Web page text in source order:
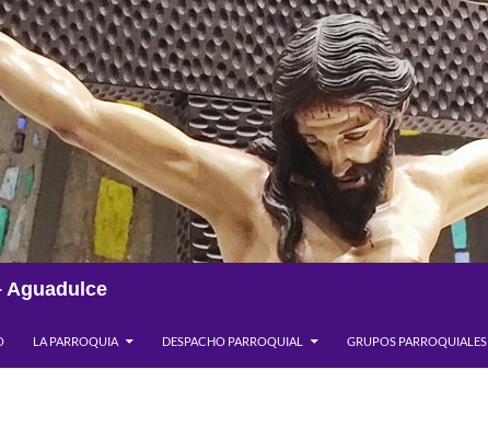
Aguadulce
LA PARROQUIA DESPACHO PARROQUIAL GRUPOS PARROQUIALES